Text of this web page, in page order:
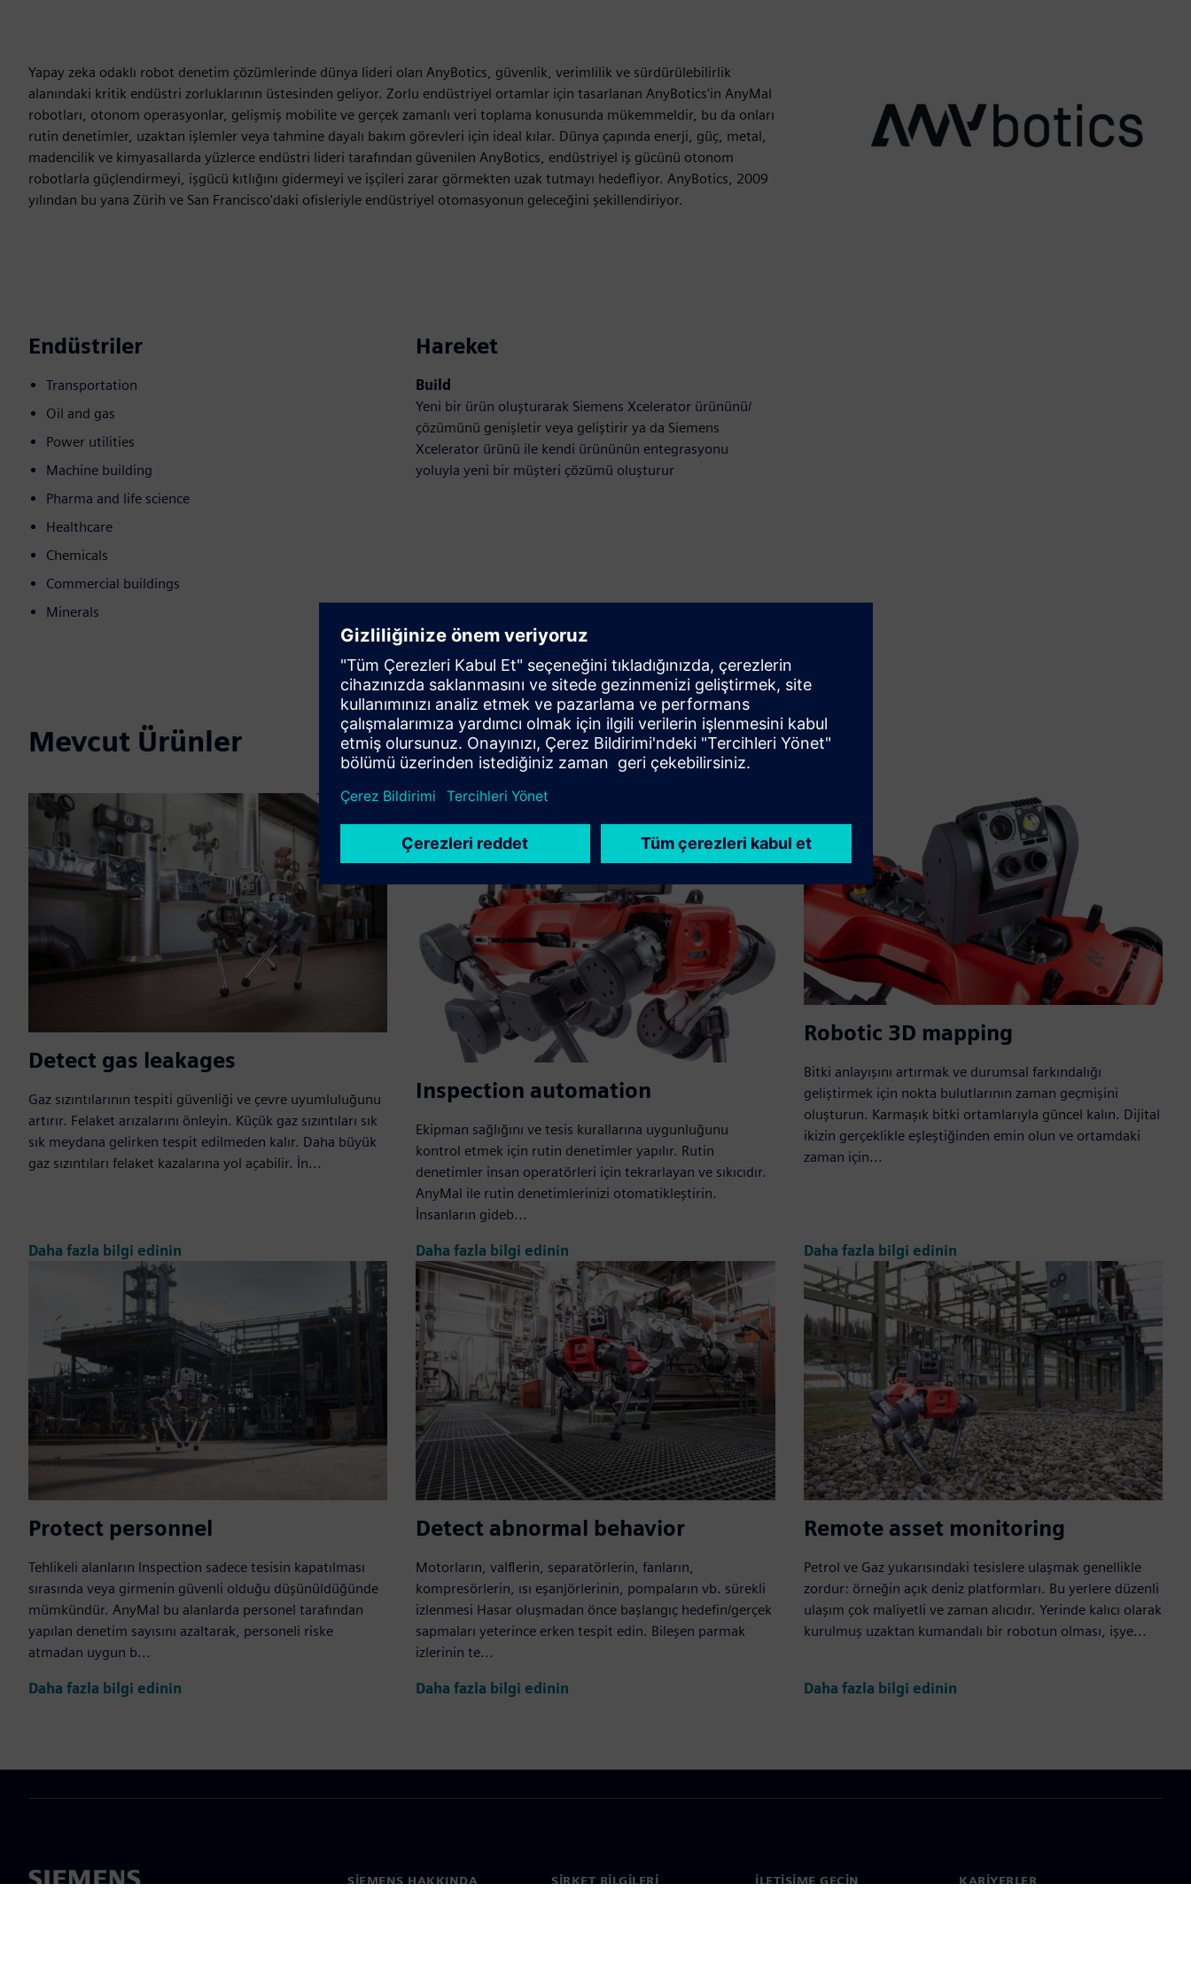
Yapay zeka odaklı robot denetim çözümlerinde dünya lideri olan AnyBotics, güvenlik, verimlilik ve sürdürülebilirlik
alanındaki kritik endüstri zorluklarının üstesinden geliyor. Zorlu endüstriyel ortamlar için tasarlanan AnyBotics'in AnyMal
robotları, otonom operasyonlar, gelişmiş mobilite ve gerçek zamanlı veri toplama konusunda mükemmeldir, bu da onları
rutin denetimler, uzaktan işlemler veya tahmine dayalı bakım görevleri için ideal kılar. Dünya çapında enerji, güç, metal,
madencilik ve kimyasallarda yüzlerce endüstri lideri tarafından güvenilen AnyBotics, endüstriyel iş gücünü otonom
robotlarla güçlendirmeyi, işgücü kıtlığını gidermeyi ve işçileri zarar görmekten uzak tutmayı hedefliyor. AnyBotics, 2009
yılından bu yana Zürih ve San Francisco'daki ofisleriyle endüstriyel otomasyonun geleceğini şekillendiriyor.
Endüstriler
Transportation
Oil and gas
Power utilities
Machine building
Pharma and life science
Healthcare
Chemicals
Commercial buildings
Minerals
Hareket
Build
Yeni bir ürün oluşturarak Siemens Xcelerator ürününü/
çözümünü genişletir veya geliştirir ya da Siemens
Xcelerator ürünü ile kendi ürününün entegrasyonu
yoluyla yeni bir müşteri çözümü oluşturur
Mevcut Ürünler
Detect gas leakages
Gaz sızıntılarının tespiti güvenliği ve çevre uyumluluğunu
artırır. Felaket arızalarını önleyin. Küçük gaz sızıntıları sık
sık meydana gelirken tespit edilmeden kalır. Daha büyük
gaz sızıntıları felaket kazalarına yol açabilir. İn...
Daha fazla bilgi edinin
Inspection automation
Ekipman sağlığını ve tesis kurallarına uygunluğunu
kontrol etmek için rutin denetimler yapılır. Rutin
denetimler insan operatörleri için tekrarlayan ve sıkıcıdır.
AnyMal ile rutin denetimlerinizi otomatikleştirin.
İnsanların gideb...
Daha fazla bilgi edinin
Robotic 3D mapping
Bitki anlayışını artırmak ve durumsal farkındalığı
geliştirmek için nokta bulutlarının zaman geçmişini
oluşturun. Karmaşık bitki ortamlarıyla güncel kalın. Dijital
ikizin gerçeklikle eşleştiğinden emin olun ve ortamdaki
zaman için...
Daha fazla bilgi edinin
Protect personnel
Tehlikeli alanların Inspection sadece tesisin kapatılması
sırasında veya girmenin güvenli olduğu düşünüldüğünde
mümkündür. AnyMal bu alanlarda personel tarafından
yapılan denetim sayısını azaltarak, personeli riske
atmadan uygun b...
Daha fazla bilgi edinin
Detect abnormal behavior
Motorların, valflerin, separatörlerin, fanların,
kompresörlerin, ısı eşanjörlerinin, pompaların vb. sürekli
izlenmesi Hasar oluşmadan önce başlangıç hedefin/gerçek
sapmaları yeterince erken tespit edin. Bileşen parmak
izlerinin te...
Daha fazla bilgi edinin
Remote asset monitoring
Petrol ve Gaz yukarısındaki tesislere ulaşmak genellikle
zordur: örneğin açık deniz platformları. Bu yerlere düzenli
ulaşım çok maliyetli ve zaman alıcıdır. Yerinde kalıcı olarak
kurulmuş uzaktan kumandalı bir robotun olması, işye...
Daha fazla bilgi edinin
SIEMENS HAKKINDA ŞIRKET BILGILERI İLETIŞIME GEÇIN KARIYERLER